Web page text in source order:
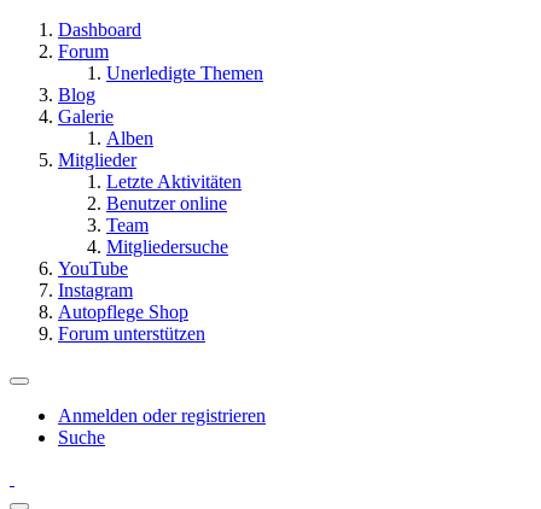
Dashboard
Forum
Unerledigte Themen
Blog
Galerie
Alben
Mitglieder
Letzte Aktivitäten
Benutzer online
Team
Mitgliedersuche
YouTube
Instagram
Autopflege Shop
Forum unterstützen
Anmelden oder registrieren
Suche